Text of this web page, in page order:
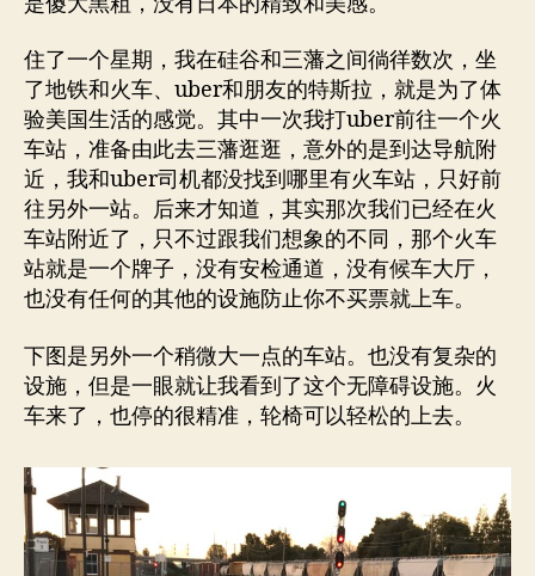
住了一个星期，我在硅谷和三藩之间徜徉数次，坐
了地铁和火车、uber和朋友的特斯拉，就是为了体
验美国生活的感觉。其中一次我打uber前往一个火
车站，准备由此去三藩逛逛，意外的是到达导航附
近，我和uber司机都没找到哪里有火车站，只好前
往另外一站。后来才知道，其实那次我们已经在火
车站附近了，只不过跟我们想象的不同，那个火车
站就是一个牌子，没有安检通道，没有候车大厅，
也没有任何的其他的设施防止你不买票就上车。
下图是另外一个稍微大一点的车站。也没有复杂的
设施，但是一眼就让我看到了这个无障碍设施。火
车来了，也停的很精准，轮椅可以轻松的上去。